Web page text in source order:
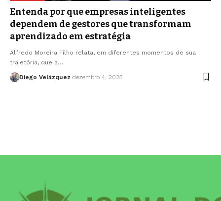
Entenda por que empresas inteligentes
dependem de gestores que transformam
aprendizado em estratégia
Alfredo Moreira Filho relata, em diferentes momentos de sua
trajetória, que a…
Diego Velázquez dezembro 4, 2025